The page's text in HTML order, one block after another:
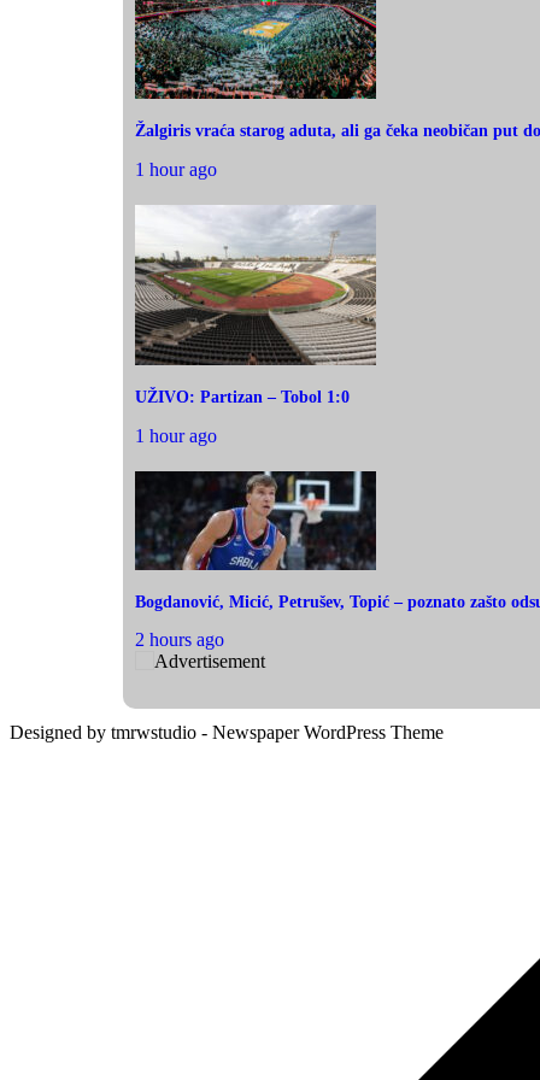
Žalgiris vraća starog aduta, ali ga čeka neobičan put
1 hour ago
UŽIVO: Partizan – Tobol 1:0
1 hour ago
Bogdanović, Micić, Petrušev, Topić – poznato zašto
2 hours ago
Designed by tmrwstudio - Newspaper WordPress Theme